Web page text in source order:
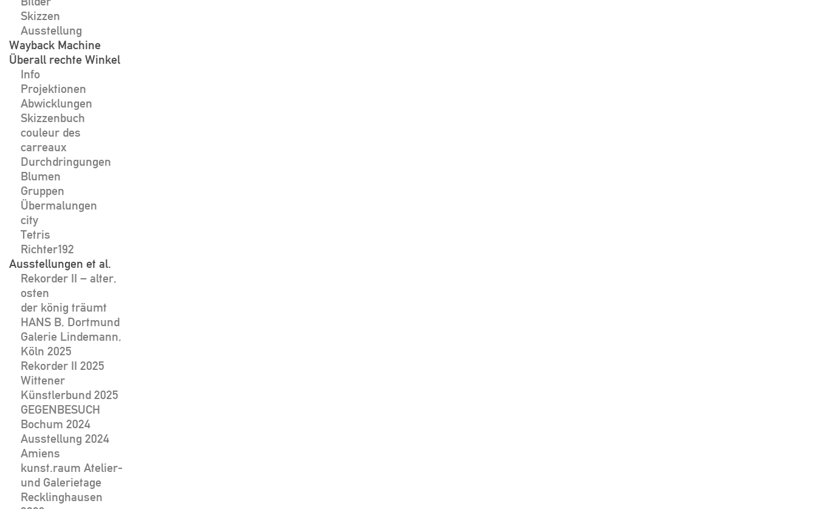
Skizzen
Ausstellung
Wayback Machine
Überall rechte Winkel
Info
Projektionen
Abwicklungen
Skizzenbuch
couleur des
carreaux
Durchdringungen
Blumen
Gruppen
Übermalungen
city
Tetris
Richter192
Ausstellungen et al.
Rekorder II – alter,
osten
der könig träumt
HANS B, Dortmund
Galerie Lindemann,
Köln 2025
Rekorder II 2025
Wittener
Künstlerbund 2025
GEGENBESUCH
Bochum 2024
Ausstellung 2024
Amiens
kunst.raum Atelier-
und Galerietage
Recklinghausen